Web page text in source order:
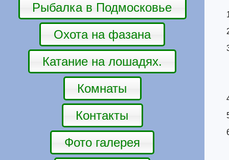
Рыбалка в Подмосковье
Охота на фазана
Катание на лошадях.
Комнаты
Контакты
Фото галерея